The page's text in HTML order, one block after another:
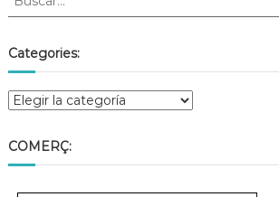
Categories:
COMERÇ: